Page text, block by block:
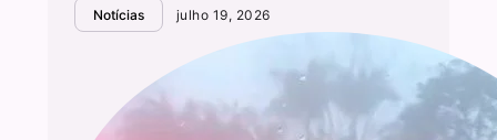
Notícias julho 19, 2026